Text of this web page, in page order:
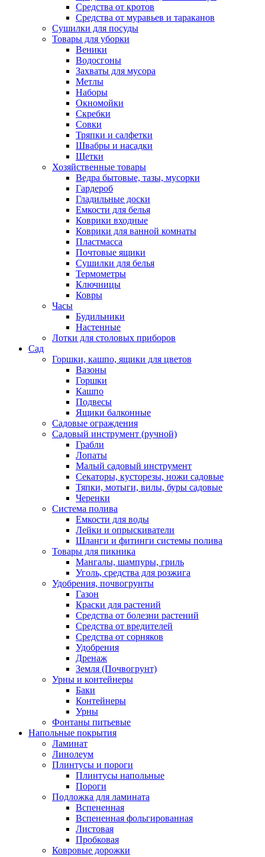
Средства от кротов
Средства от муравьев и тараканов
Сушилки для посуды
Товары для уборки
Веники
Водосгоны
Захваты для мусора
Метлы
Наборы
Окномойки
Скребки
Совки
Тряпки и салфетки
Швабры и насадки
Щетки
Хозяйственные товары
Ведра бытовые, тазы, мусорки
Гардероб
Гладильные доски
Емкости для белья
Коврики входные
Коврики для ванной комнаты
Пластмасса
Почтовые ящики
Сушилки для белья
Термометры
Ключницы
Ковры
Часы
Будильники
Настенные
Лотки для столовых приборов
Сад
Горшки, кашпо, ящики для цветов
Вазоны
Горшки
Кашпо
Подвесы
Ящики балконные
Садовые ограждения
Садовый инструмент (ручной)
Грабли
Лопаты
Малый садовый инструмент
Секаторы, кусторезы, ножи садовые
Тяпки, мотыги, вилы, буры садовые
Черенки
Система полива
Емкости для воды
Лейки и опрыскиватели
Шланги и фитинги системы полива
Товары для пикника
Мангалы, шампуры, гриль
Уголь, средства для розжига
Удобрения, почвогрунты
Газон
Краски для растений
Средства от болезни растений
Средства от вредителей
Средства от сорняков
Удобрения
Дренаж
Земля (Почвогрунт)
Урны и контейнеры
Баки
Контейнеры
Урны
Фонтаны питьевые
Напольные покрытия
Ламинат
Линолеум
Плинтусы и пороги
Плинтусы напольные
Пороги
Подложка для ламината
Вспененная
Вспененная фольгированная
Листовая
Пробковая
Ковровые дорожки